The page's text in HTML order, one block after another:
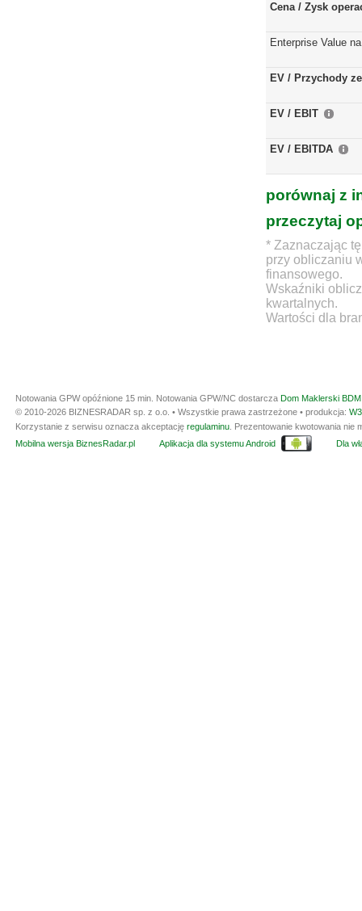
Cena / Zysk
Enterprise Value
EV / Przychody
EV / EBIT
EV / EBITDA
porównaj z
przeczytaj
* Zaznaczając
przy obliczaniu
finansowego.
Wskaźniki
kwartalnych.
Wartości dla
Notowania GPW opóźnione 15 min. Notowania GPW/NC dostarcza Dom Maklerski
© 2010-2026 BIZNESRADAR sp. z o.o. • Wszystkie prawa zastrzeżone • produkcja:
Korzystanie z serwisu oznacza akceptację regulaminu . Prezentowanie kwotowania
Mobilna wersja BiznesRadar.pl
Aplikacja dla systemu Android Dla